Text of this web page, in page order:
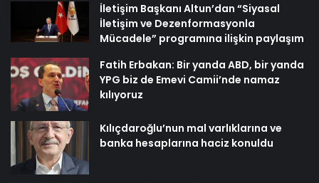
İletişim Başkanı Altun’dan “Siyasal
İletişim ve Dezenformasyonla
Mücadele” programına ilişkin paylaşım
Fatih Erbakan: Bir yanda ABD, bir yanda
YPG biz de Emevi Camii’nde namaz
kılıyoruz
Kılıçdaroğlu’nun mal varlıklarına ve
banka hesaplarına haciz konuldu